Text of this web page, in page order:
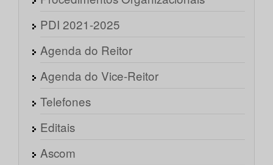
PDI 2021-2025
Agenda do Reitor
Agenda do Vice-Reitor
Telefones
Editais
Ascom